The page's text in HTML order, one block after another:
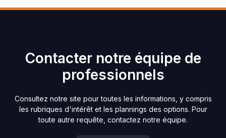
Contacter notre équipe de
professionnels
Consultez notre site pour toutes les informations, y compris
les rubriques d'intérêt et les plannings des options. Pour
toute autre requête, contactez notre équipe.